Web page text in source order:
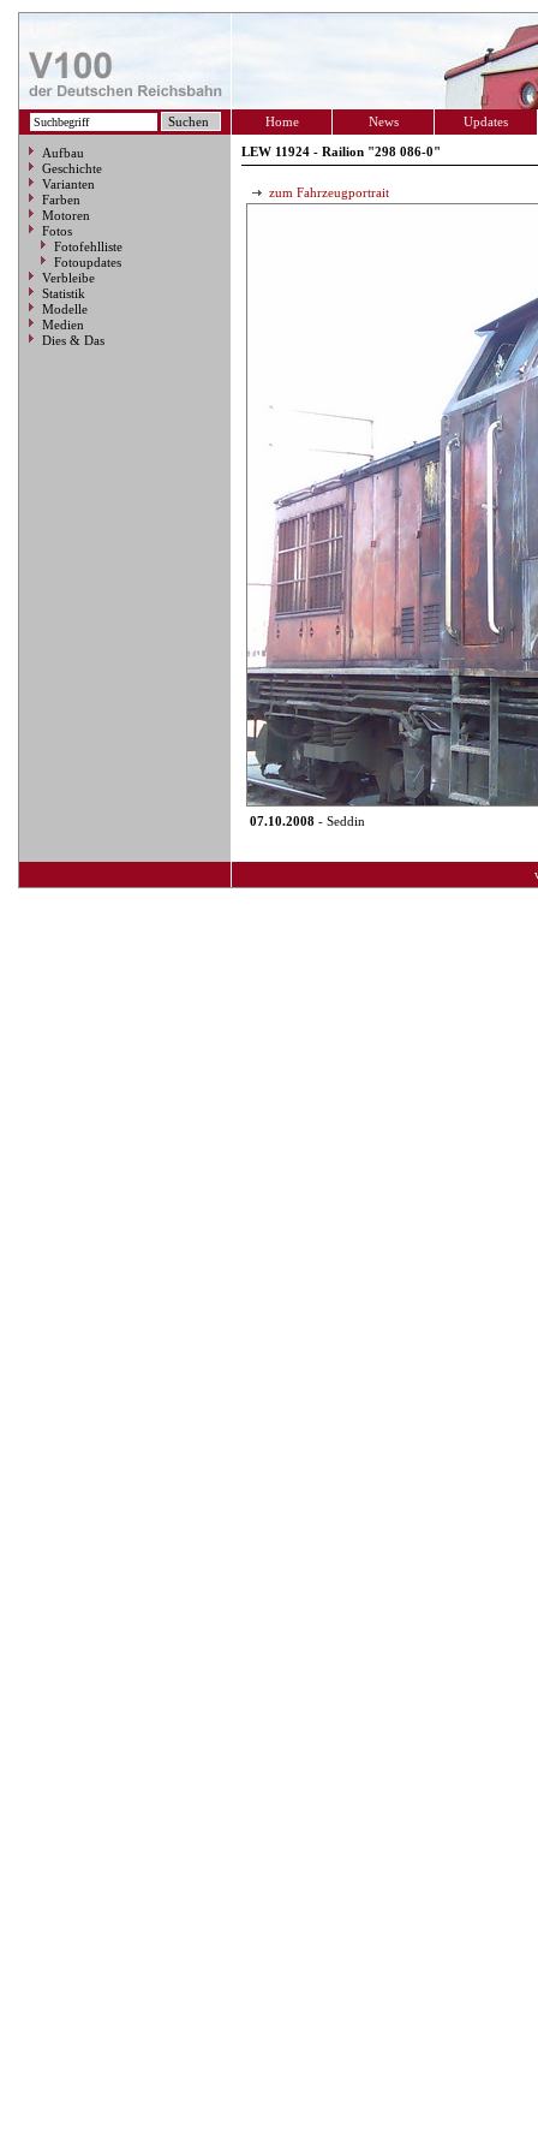
Home News Updates
Aufbau
Geschichte
Varianten
Farben
Motoren
Fotos
Fotofehlliste
Fotoupdates
Verbleibe
Statistik
Modelle
Medien
Dies & Das
LEW 11924 - Railion "298 086-0"
zum Fahrzeugportrait
07.10.2008 - Seddin